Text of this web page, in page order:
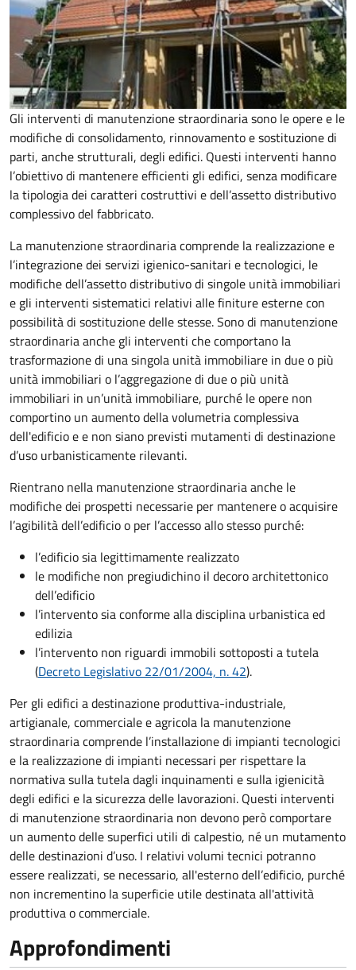
Gli interventi di manutenzione straordinaria sono le opere e le
modifiche di consolidamento, rinnovamento e sostituzione di
parti, anche strutturali, degli edifici. Questi interventi hanno
l’obiettivo di mantenere efficienti gli edifici, senza modificare
la tipologia dei caratteri costruttivi e dell’assetto distributivo
complessivo del fabbricato.
La manutenzione straordinaria comprende la realizzazione e
l’integrazione dei servizi igienico-sanitari e tecnologici, le
modifiche dell’assetto distributivo di singole unità immobiliari
e gli interventi sistematici relativi alle finiture esterne con
possibilità di sostituzione delle stesse. Sono di manutenzione
straordinaria anche gli interventi che comportano la
trasformazione di una singola unità immobiliare in due o più
unità immobiliari o l’aggregazione di due o più unità
immobiliari in un’unità immobiliare, purché le opere non
comportino un aumento della volumetria complessiva
dell'edificio e e non siano previsti mutamenti di destinazione
d’uso urbanisticamente rilevanti.
Rientrano nella manutenzione straordinaria anche le
modifiche dei prospetti necessarie per mantenere o acquisire
l’agibilità dell’edificio o per l’accesso allo stesso purché:
l’edificio sia legittimamente realizzato
le modifiche non pregiudichino il decoro architettonico
dell’edificio
l’intervento sia conforme alla disciplina urbanistica ed
edilizia
l’intervento non riguardi immobili sottoposti a tutela
(Decreto Legislativo 22/01/2004, n. 42).
Per gli edifici a destinazione produttiva-industriale,
artigianale, commerciale e agricola la manutenzione
straordinaria comprende l’installazione di impianti tecnologici
e la realizzazione di impianti necessari per rispettare la
normativa sulla tutela dagli inquinamenti e sulla igienicità
degli edifici e la sicurezza delle lavorazioni. Questi interventi
di manutenzione straordinaria non devono però comportare
un aumento delle superfici utili di calpestio, né un mutamento
delle destinazioni d’uso. I relativi volumi tecnici potranno
essere realizzati, se necessario, all'esterno dell’edificio, purché
non incrementino la superficie utile destinata all'attività
produttiva o commerciale.
Approfondimenti